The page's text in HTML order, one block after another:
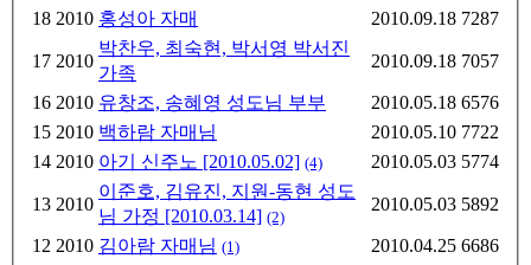
18 2010 홍성아 자매 2010.09.18 7287
17 2010
박찬우, 최숙현, 박서영 박서진
가족
2010.09.18 7057
16 2010 유창조, 송혜영 성도님 부부 2010.05.18 6576
15 2010 백하람 자매님 2010.05.10 7722
14 2010 아기 신주노 [2010.05.02] (4) 2010.05.03 5774
13 2010
이준호, 김유진, 지원-동현 성도
님 가정 [2010.03.14] (2)
2010.05.03 5892
12 2010 김아람 자매님 (1) 2010.04.25 6686